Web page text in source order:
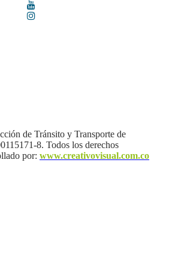
de Tránsito y Transporte de
8. Todos los derechos
por: www.creativovisual.com.co